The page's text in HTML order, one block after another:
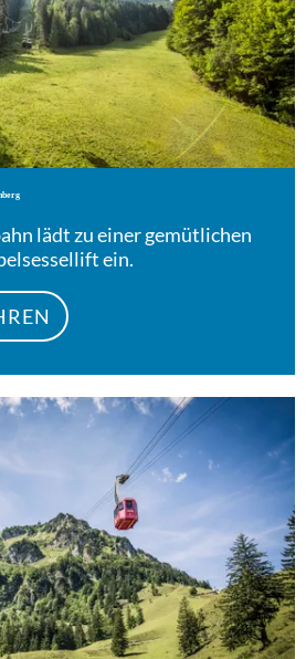
lädt zu einer gemütlichen
ein.